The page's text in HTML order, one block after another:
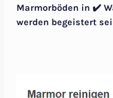
Marmorböden in ✔️
werden begeistert